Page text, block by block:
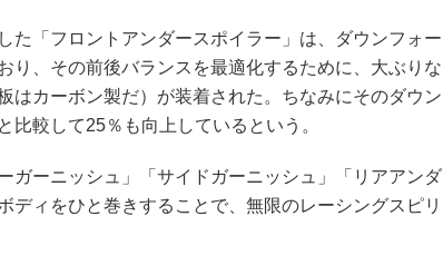
た「フロントアンダースポイラー」は、ダウンフォー
り、その前後バランスを最適化するために、大ぶりな
はカーボン製だ）が装着された。ちなみにそのダウン
比較して25％も向上しているという。
ガーニッシュ」「サイドガーニッシュ」「リアアンダ
ディをひと巻きすることで、無限のレーシングスピリ